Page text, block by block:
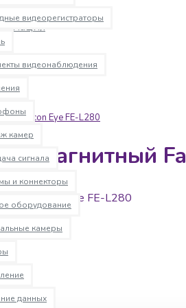
видеорегистраторы
видеонаблюдения
камер
сигнала
и коннекторы
оборудование
камеры
данных
Falcon Eye FE-L280